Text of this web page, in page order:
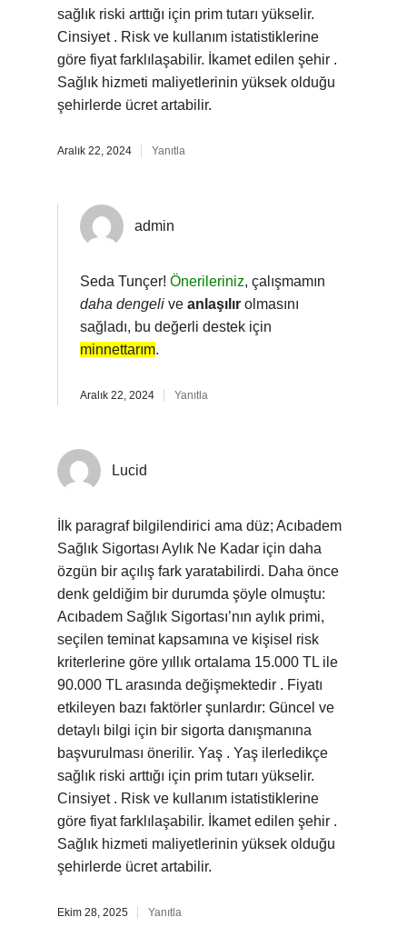
sağlık riski arttığı için prim tutarı yükselir.
Cinsiyet . Risk ve kullanım istatistiklerine
göre fiyat farklılaşabilir. İkamet edilen şehir .
Sağlık hizmeti maliyetlerinin yüksek olduğu
şehirlerde ücret artabilir.
Aralık 22, 2024 Yanıtla
admin
Seda Tunçer! Önerileriniz, çalışmamın
daha dengeli ve anlaşılır olmasını
sağladı, bu değerli destek için
minnettarım.
Aralık 22, 2024 Yanıtla
Lucid
İlk paragraf bilgilendirici ama düz; Acıbadem
Sağlık Sigortası Aylık Ne Kadar için daha
özgün bir açılış fark yaratabilirdi. Daha önce
denk geldiğim bir durumda şöyle olmuştu:
Acıbadem Sağlık Sigortası’nın aylık primi,
seçilen teminat kapsamına ve kişisel risk
kriterlerine göre yıllık ortalama 15.000 TL ile
90.000 TL arasında değişmektedir . Fiyatı
etkileyen bazı faktörler şunlardır: Güncel ve
detaylı bilgi için bir sigorta danışmanına
başvurulması önerilir. Yaş . Yaş ilerledikçe
sağlık riski arttığı için prim tutarı yükselir.
Cinsiyet . Risk ve kullanım istatistiklerine
göre fiyat farklılaşabilir. İkamet edilen şehir .
Sağlık hizmeti maliyetlerinin yüksek olduğu
şehirlerde ücret artabilir.
Ekim 28, 2025 Yanıtla